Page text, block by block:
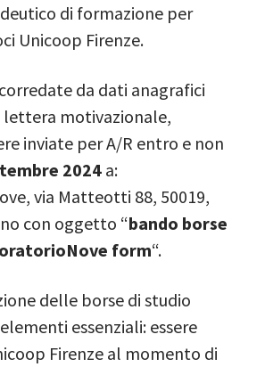
di formazione per
Unicoop Firenze.
da dati anagrafici
motivazionale,
inviate per A/R entro e non
2024a:
via Matteotti 88, 50019,
con oggetto “bando borse
form“.
delle borse di studio
essenziali: essere
Firenze al momento di